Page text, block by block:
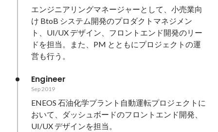
エンジニアリングマネージャーとして、小売業向
け BtoB システム開発のプロダクトマネジメン
ト、UI/UX デザイン、フロントエンド開発のリー
ドを担当。また、PM とともにプロジェクトの運
営も行う。
Engineer
Sep 2019
ENEOS 石油化学プラント自動運転プロジェクトに
おいて、ダッシュボードのフロントエンド開発、
UI/UX デザインを担当。